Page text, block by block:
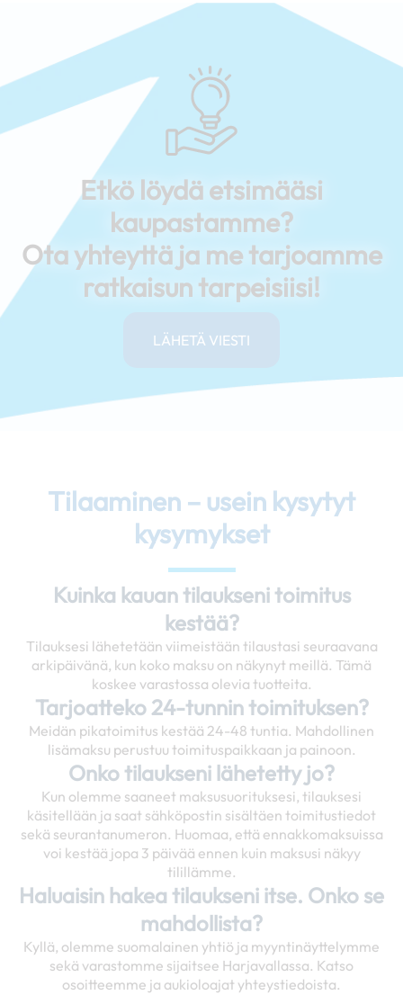
Etkö löydä etsimääsi
kaupastamme?
Ota yhteyttä ja me tarjoamme
ratkaisun tarpeisiisi!
LÄHETÄ VIESTI
Tilaaminen – usein kysytyt
kysymykset
Kuinka kauan tilaukseni toimitus
kestää?
Tilauksesi lähetetään viimeistään tilaustasi seuraavana
arkipäivänä, kun koko maksu on näkynyt meillä. Tämä
koskee varastossa olevia tuotteita.
Tarjoatteko 24-tunnin toimituksen?
Meidän pikatoimitus kestää 24-48 tuntia. Mahdollinen
lisämaksu perustuu toimituspaikkaan ja painoon.
Onko tilaukseni lähetetty jo?
Kun olemme saaneet maksusuorituksesi, tilauksesi
käsitellään ja saat sähköpostin sisältäen toimitustiedot
sekä seurantanumeron. Huomaa, että ennakkomaksuissa
voi kestää jopa 3 päivää ennen kuin maksusi näkyy
tilillämme.
Haluaisin hakea tilaukseni itse. Onko se
mahdollista?
Kyllä, olemme suomalainen yhtiö ja myyntinäyttelymme
sekä varastomme sijaitsee Harjavallassa. Katso
osoitteemme ja aukioloajat yhteystiedoista.